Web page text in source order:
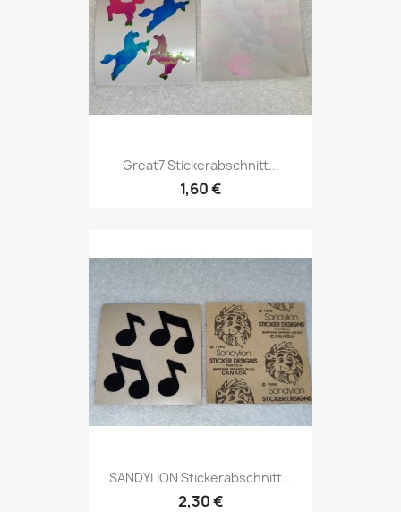
Great7 Stickerabschnitt...
1,60 €
SANDYLION Stickerabschnitt...
2,30 €